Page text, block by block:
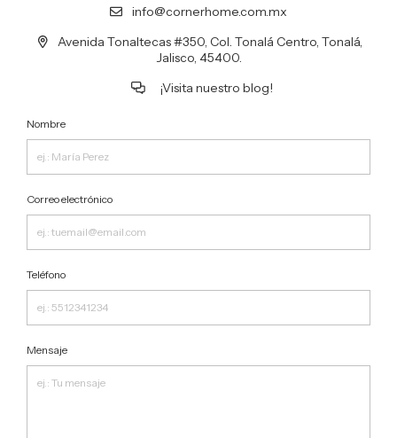
info@cornerhome.com.mx
Avenida Tonaltecas #350, Col. Tonalá Centro, Tonalá,
Jalisco, 45400.
¡Visita nuestro blog!
Nombre
Correo electrónico
Teléfono
Mensaje